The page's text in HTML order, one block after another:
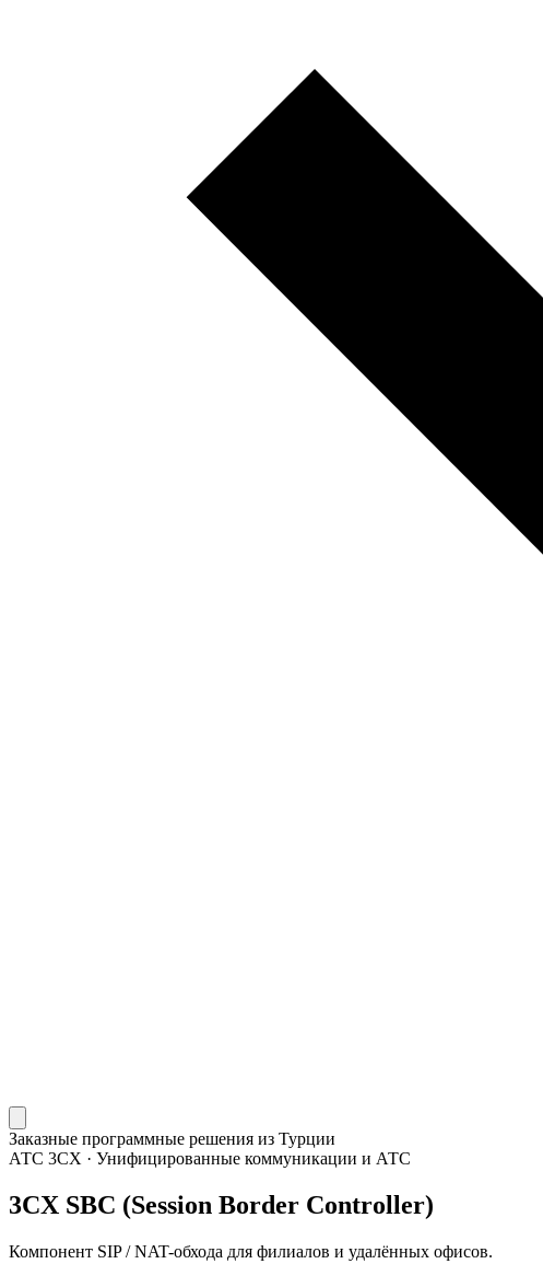
Заказные программные решения из Турции
АТС 3CX · Унифицированные коммуникации и АТС
3CX SBC (Session Border Controller)
Компонент SIP / NAT-обхода для филиалов и удалённых офисов.